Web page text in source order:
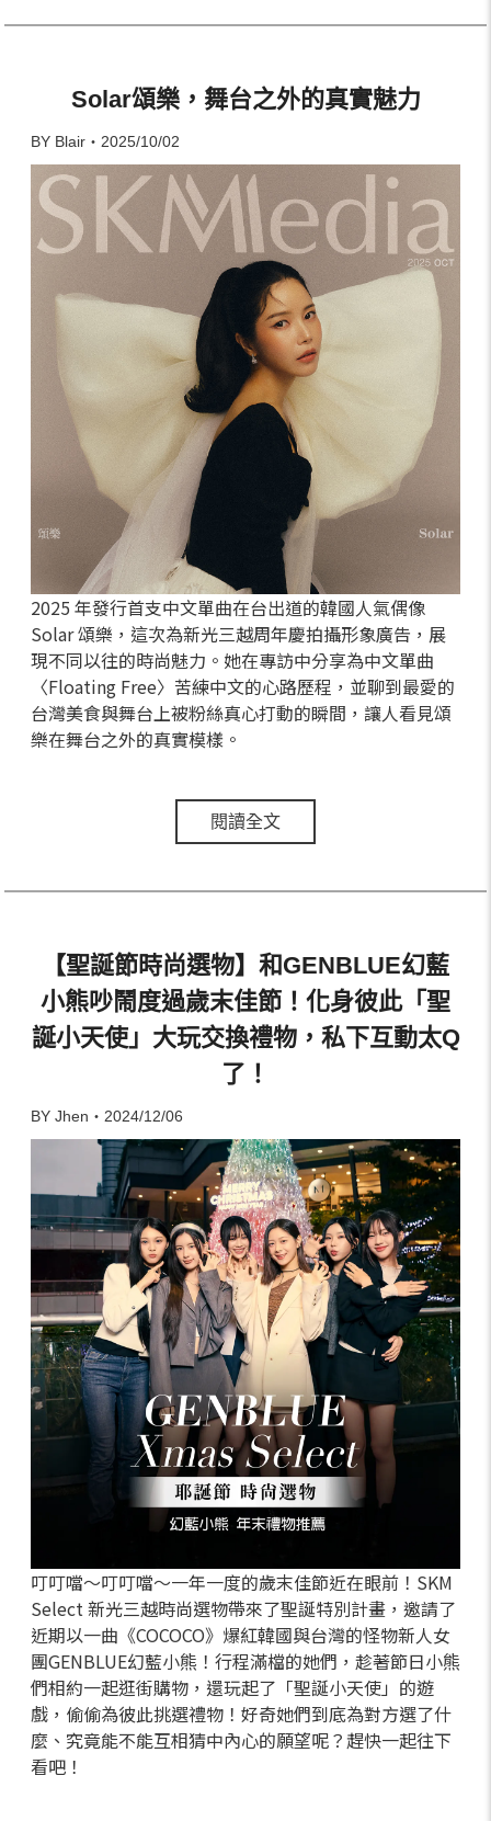
Solar頌樂，舞台之外的真實魅力
BY Blair・2025/10/02
2025 年發行首支中文單曲在台出道的韓國人氣偶像
Solar 頌樂，這次為新光三越周年慶拍攝形象廣告，展
現不同以往的時尚魅力。她在專訪中分享為中文單曲
〈Floating Free〉苦練中文的心路歷程，並聊到最愛的
台灣美食與舞台上被粉絲真心打動的瞬間，讓人看見頌
樂在舞台之外的真實模樣。
閱讀全文
【聖誕節時尚選物】和GENBLUE幻藍
小熊吵鬧度過歲末佳節！化身彼此「聖
誕小天使」大玩交換禮物，私下互動太Q
了！
BY Jhen・2024/12/06
叮叮噹～叮叮噹～一年一度的歲末佳節近在眼前！SKM
Select 新光三越時尚選物帶來了聖誕特別計畫，邀請了
近期以一曲《COCOCO》爆紅韓國與台灣的怪物新人女
團GENBLUE幻藍小熊！行程滿檔的她們，趁著節日小熊
們相約一起逛街購物，還玩起了「聖誕小天使」的遊
戲，偷偷為彼此挑選禮物！好奇她們到底為對方選了什
麼、究竟能不能互相猜中內心的願望呢？趕快一起往下
看吧！